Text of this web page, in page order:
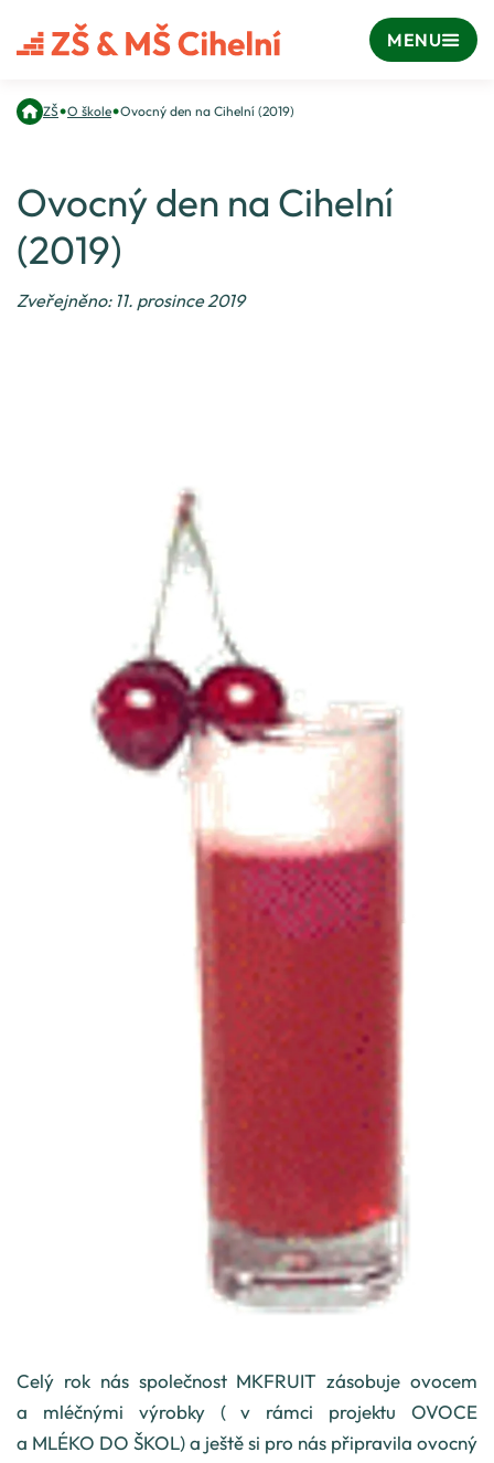
MENU
ZŠ•O škole•Ovocný den na Cihelní (2019)
Ovocný den na Cihelní
(2019)
Zveřejněno: 11. prosince 2019
Celý rok nás společnost MKFRUIT zásobuje ovocem
a mléčnými výrobky ( v rámci projektu OVOCE
a MLÉKO DO ŠKOL) a ještě si pro nás připravila ovocný